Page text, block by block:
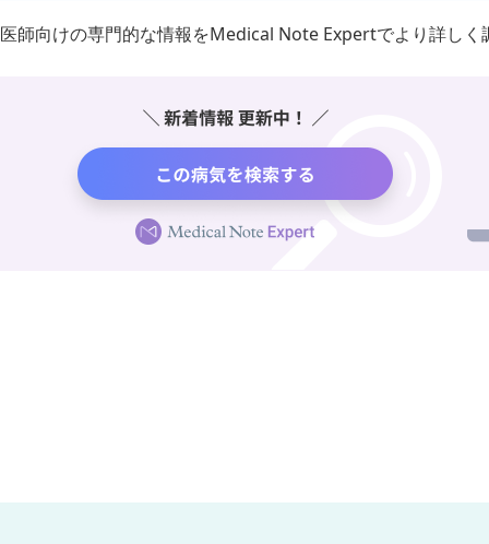
医師向けの専門的な情報をMedical Note Expertでより詳しく